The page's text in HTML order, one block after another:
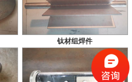
钛材组焊件